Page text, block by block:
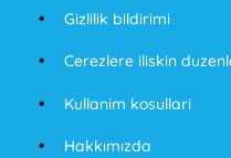
Gizlilik bildirimi
Cerezlere iliskin
Kullanim kosullari
Hakkımızda